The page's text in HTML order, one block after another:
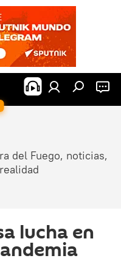
del Fuego, noticias,
lucha en